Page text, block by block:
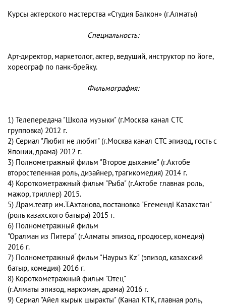
Курсы актерского мастерства «Студия Балкон» (г.Алматы)
Специальность:
Арт-директор, маркетолог, актер, ведущий, инструктор по йоге,
хореограф по панк-брейку.
Фильмография:
1) Телепередача "Школа музыки" (г.Москва канал СТС
групповка) 2012 г.
2) Сериал "Любит не любит" (г.Москва канал СТС эпизод, гость с
Японии, драма) 2012 г.
3) Полнометражный фильм "Второе дыхание" (г.Актобе
второстепенная роль, дизайнер, трагикомедия) 2014 г.
4) Короткометражный фильм "Рыба" (г.Актобе главная роль,
мажор, триллер) 2015.
5) Драм.театр им.Т.Ахтанова, постановка "Егемендi Казахстан"
(роль казахского батыра) 2015 г.
6) Полнометражный фильм
"Оралман из Питера" (г.Алматы эпизод, продюсер, комедия)
2016 г.
7) Полнометражный фильм "Наурыз Kz" (эпизод, казахский
батыр, комедия) 2016 г.
8) Короткометражный фильм "Отец"
(г.Алматы эпизод, наркоман, драма) 2016 г.
9) Сериал "Айел кырык шыракты" (Канал КТК, главная роль,